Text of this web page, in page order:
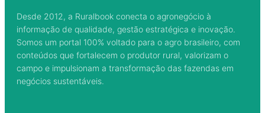
Desde 2012, a Ruralbook conecta o agronegócio à
informação de qualidade, gestão estratégica e inovação.
Somos um portal 100% voltado para o agro brasileiro, com
conteúdos que fortalecem o produtor rural, valorizam o
campo e impulsionam a transformação das fazendas em
negócios sustentáveis.